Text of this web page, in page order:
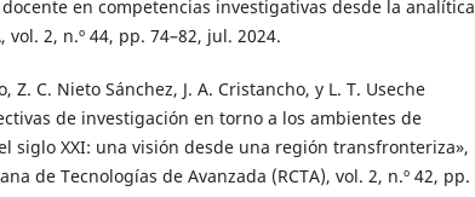
en competencias investigativas desde la analítica
vol. 2, n.º 44, pp. 74–82, jul. 2024.
Z. C. Nieto Sánchez, J. A. Cristancho, y L. T. Useche
de investigación en torno a los ambientes de
siglo XXI: una visión desde una región transfronteriza»,
de Tecnologías de Avanzada (RCTA), vol. 2, n.º 42, pp.